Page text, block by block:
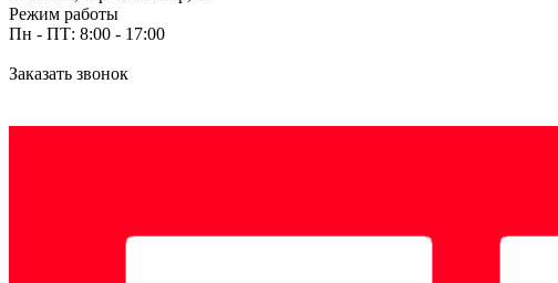
Режим работы
Пн - ПТ: 8:00 - 17:00
Заказать звонок